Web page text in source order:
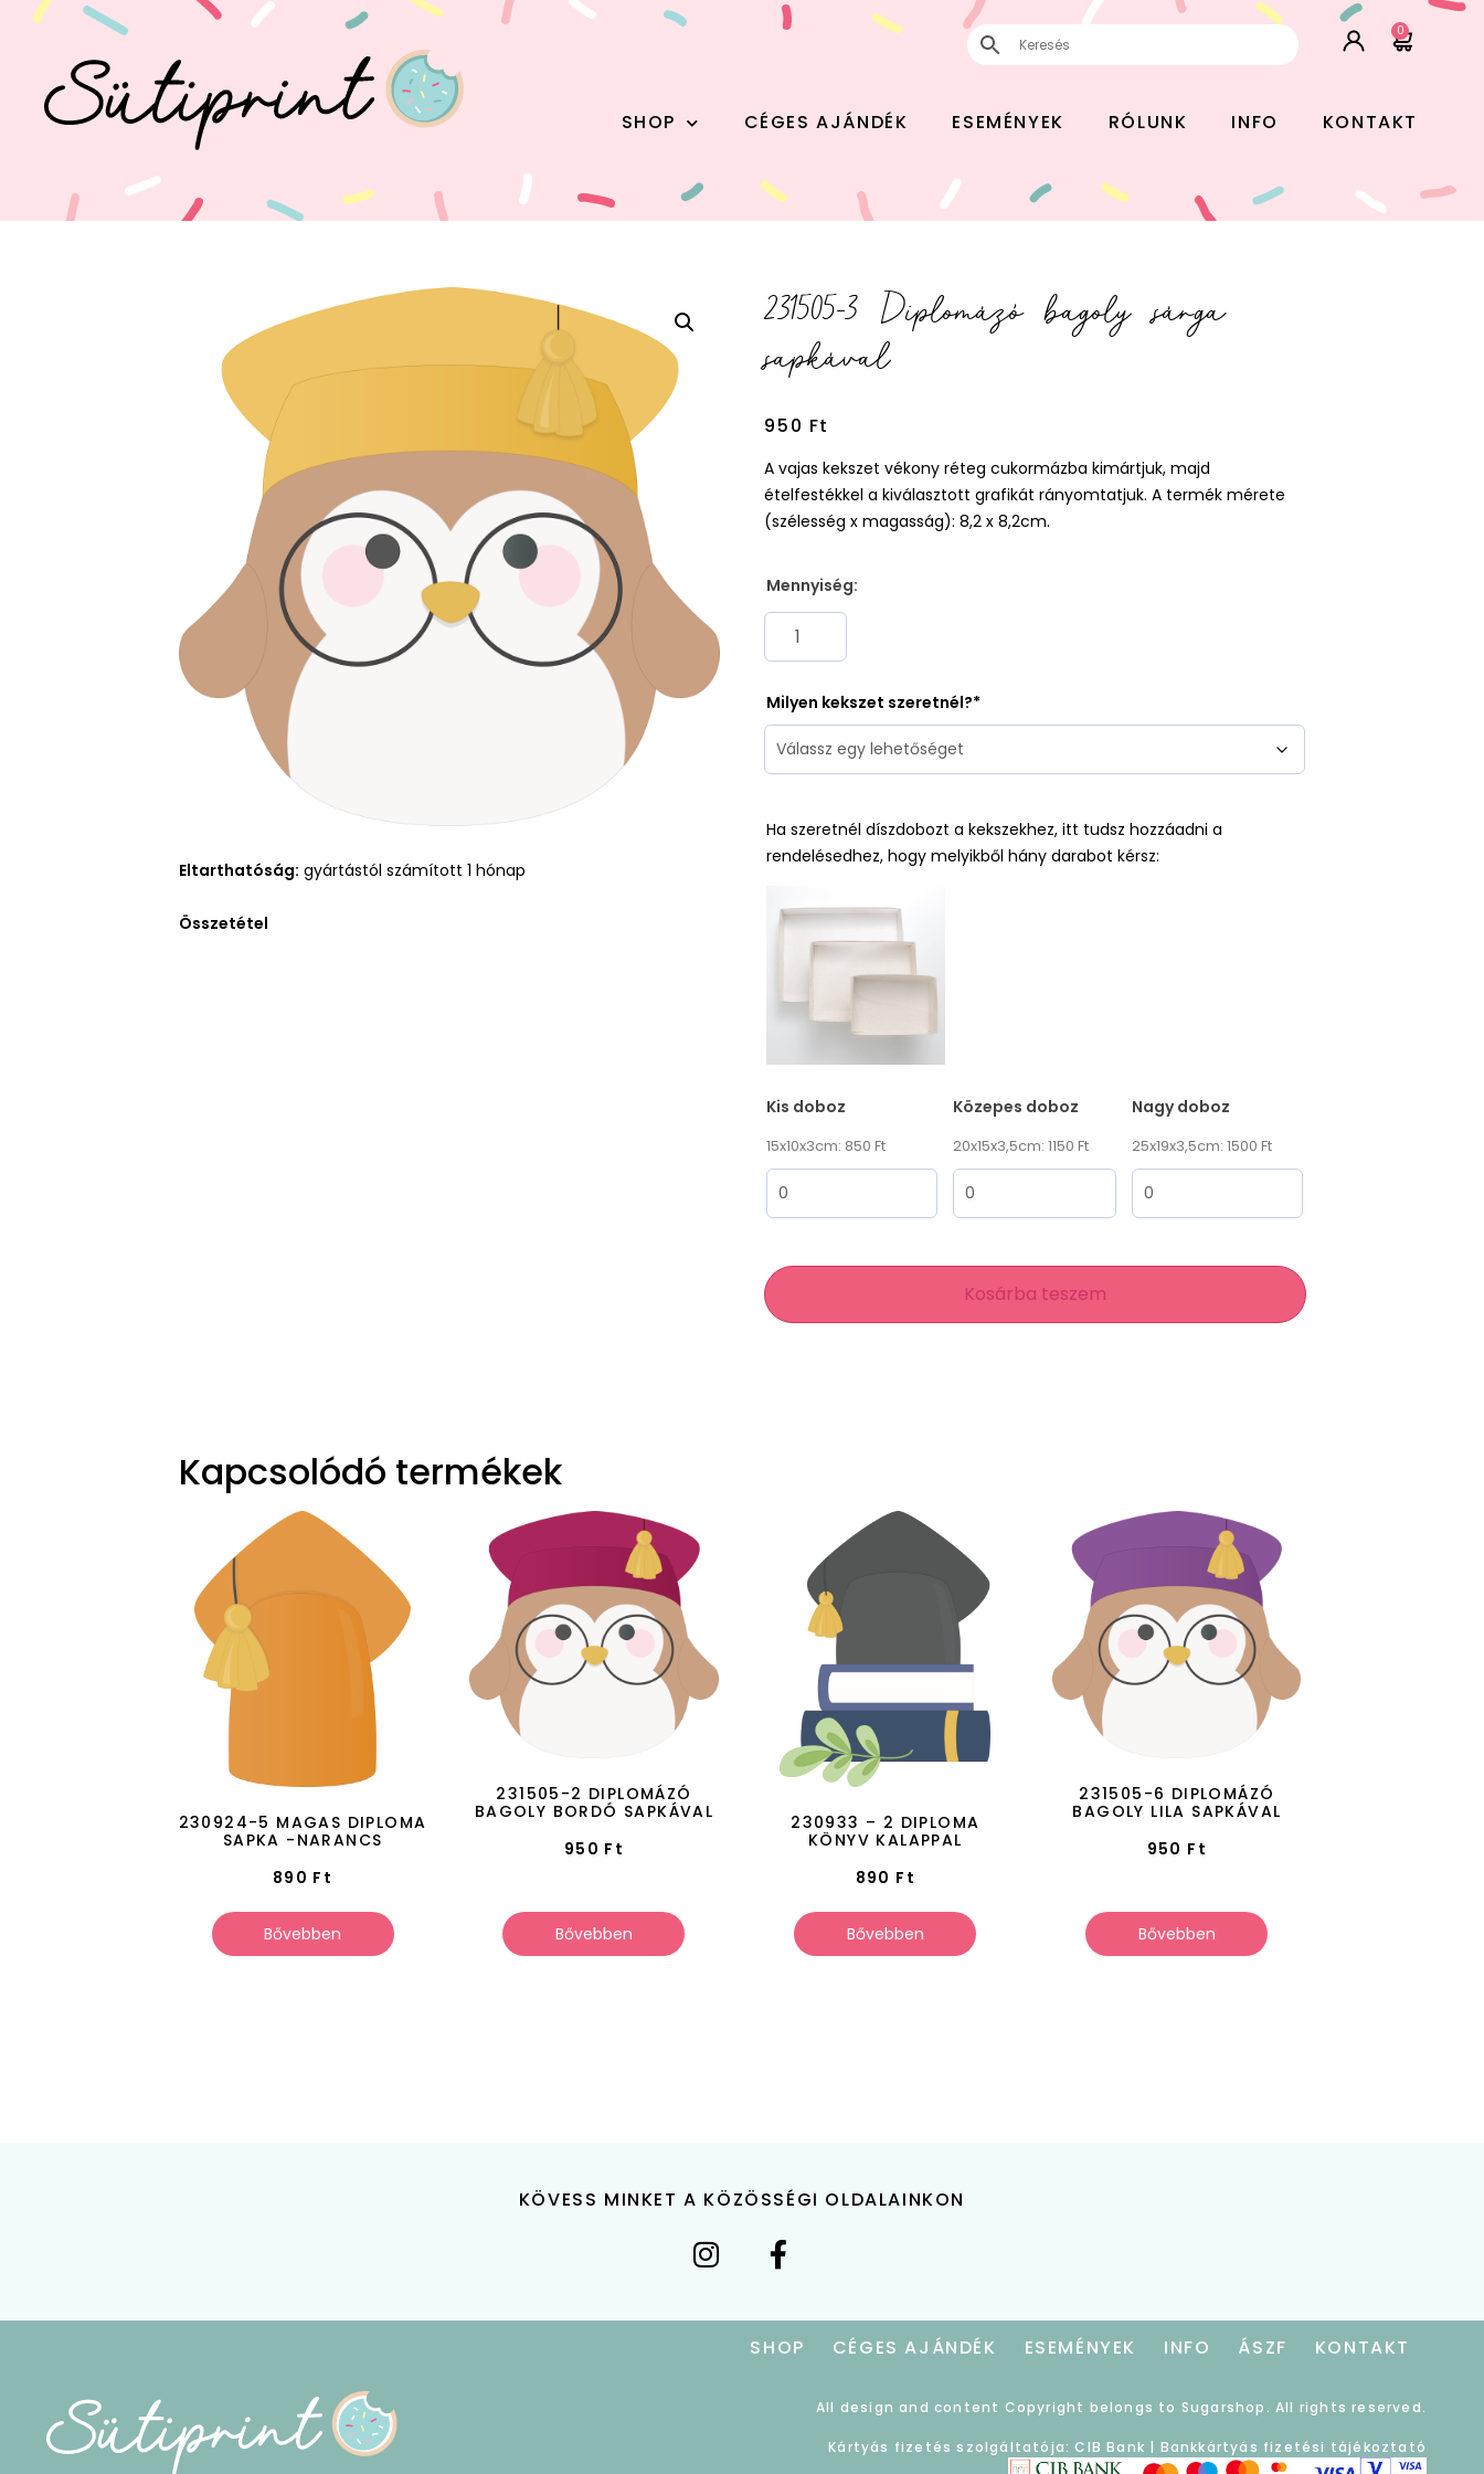
0
SHOP CÉGES AJÁNDÉK ESEMÉNYEK RÓLUNK INFO KONTAKT
Eltarthatóság: gyártástól számított 1 hónap
Összetétel
231505-3 Diplomázó bagoly sárga
sapkával
950 Ft
A vajas kekszet vékony réteg cukormázba kimártjuk, majd
ételfestékkel a kiválasztott grafikát rányomtatjuk. A termék mérete
(szélesség x magasság): 8,2 x 8,2cm.
Mennyiség:
Milyen kekszet szeretnél?
Ha szeretnél díszdobozt a kekszekhez, itt tudsz hozzáadni a
rendelésedhez, hogy melyikből hány darabot kérsz:
Kis doboz
15x10x3cm: 850 Ft
Közepes doboz
20x15x3,5cm: 1150 Ft
Nagy doboz
25x19x3,5cm: 1500 Ft
Kosárba teszem
Kapcsolódó termékek
230924-5 MAGAS DIPLOMA
SAPKA -NARANCS
890 Ft
Bővebben
231505-2 DIPLOMÁZÓ
BAGOLY BORDÓ SAPKÁVAL
950 Ft
Bővebben
230933 – 2 DIPLOMA
KÖNYV KALAPPAL
890 Ft
Bővebben
231505-6 DIPLOMÁZÓ
BAGOLY LILA SAPKÁVAL
950 Ft
Bővebben
KÖVESS MINKET A KÖZÖSSÉGI OLDALAINKON
SHOP CÉGES AJÁNDÉK ESEMÉNYEK INFO ÁSZF KONTAKT
All design and content Copyright belongs to Sugarshop. All rights reserved.
Kártyás fizetés szolgáltatója: CIB Bank | Bankkártyás fizetési tájékoztató